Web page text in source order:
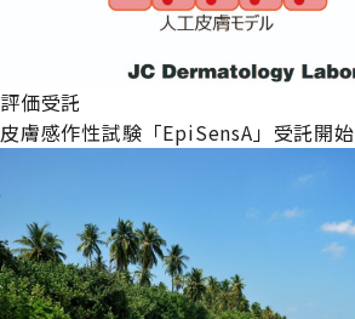
評価受託
皮膚感作性試験「EpiSensA」受託開始